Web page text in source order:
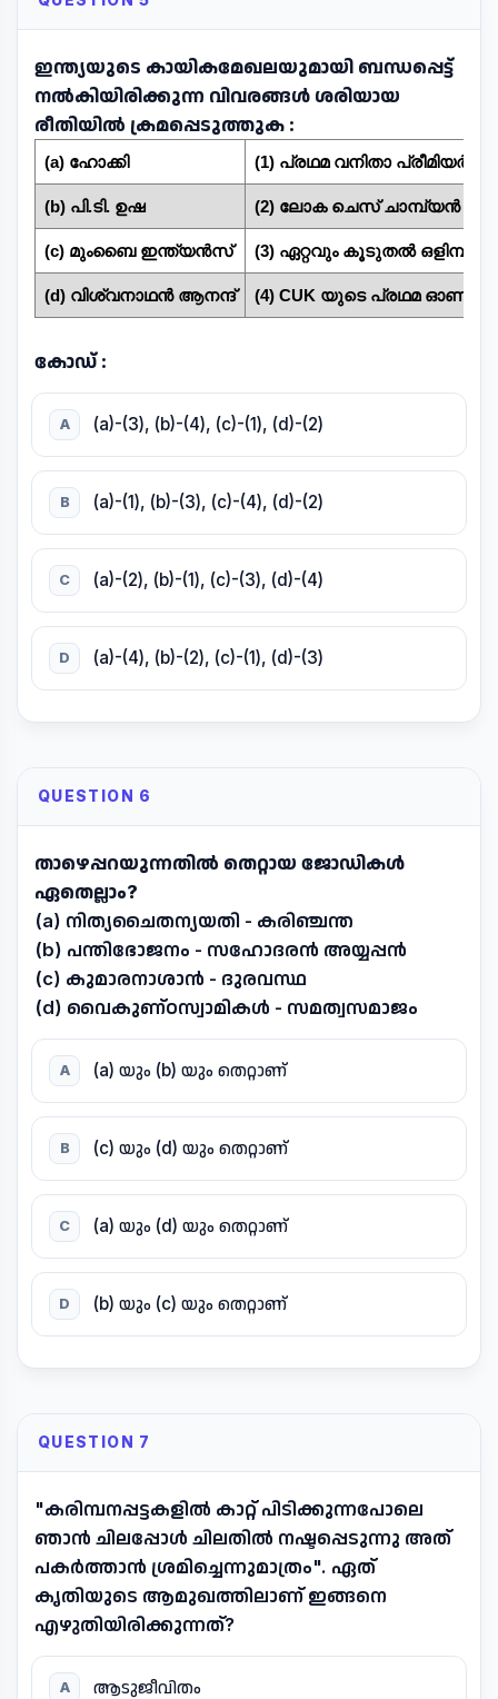
ഇന്ത്യയുടെ കായികമേഖലയുമായി ബന്ധപ്പെട്ട്
നൽകിയിരിക്കുന്ന വിവരങ്ങൾ ശരിയായ
രീതിയിൽ ക്രമപ്പെടുത്തുക :
(a) ഹോക്കി (1) പ്രഥമ വനിതാ പ്രീമിയർ
(b) പി.ടി. ഉഷ (2) ലോക ചെസ് ചാമ്പ്യൻ പട്ടം
(c) മുംബൈ ഇന്ത്യൻസ് (3) ഏറ്റവും കൂടുതൽ
(d) വിശ്വനാഥൻ ആനന്ദ് (4) CUK യുടെ പ്രഥമ ഓണററി
കോഡ് :
A (a)-(3), (b)-(4), (c)-(1), (d)-(2)
B (a)-(1), (b)-(3), (c)-(4), (d)-(2)
C (a)-(2), (b)-(1), (c)-(3), (d)-(4)
D (a)-(4), (b)-(2), (c)-(1), (d)-(3)
QUESTION 6
താഴെപ്പറയുന്നതിൽ തെറ്റായ ജോഡികൾ
ഏതെല്ലാം?
(a) നിത്യചൈതന്യയതി - കരിഞ്ചന്ത
(b) പന്തിഭോജനം - സഹോദരൻ അയ്യപ്പൻ
(c) കുമാരനാശാൻ - ദുരവസ്ഥ
(d) വൈകുണ്ഠസ്വാമികൾ - സമത്വസമാജം
A (a) യും (b) യും തെറ്റാണ്
B (c) യും (d) യും തെറ്റാണ്
C (a) യും (d) യും തെറ്റാണ്
D (b) യും (c) യും തെറ്റാണ്
QUESTION 7
"കരിമ്പനപ്പട്ടകളിൽ കാറ്റ് പിടിക്കുന്നപോലെ
ഞാൻ ചിലപ്പോൾ ചിലതിൽ നഷ്ടപ്പെടുന്നു അത്
പകർത്താൻ ശ്രമിച്ചെന്നുമാത്രം". ഏത്
കൃതിയുടെ ആമുഖത്തിലാണ് ഇങ്ങനെ
എഴുതിയിരിക്കുന്നത്?
A ആടുജീവിതം